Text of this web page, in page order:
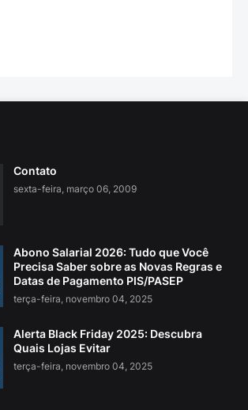
Contato
sexta-feira, março 06, 2009
Abono Salarial 2026: Tudo que Você
Precisa Saber sobre as Novas Regras e
Datas de Pagamento PIS/PASEP
terça-feira, novembro 04, 2025
Alerta Black Friday 2025: Descubra
Quais Lojas Evitar
terça-feira, novembro 04, 2025